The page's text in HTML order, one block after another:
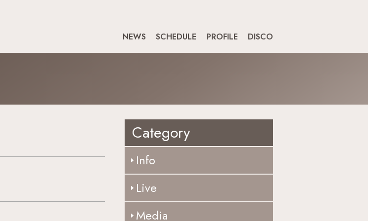
NEWS SCHEDULE PROFILE DISCO
Category
Info
Live
Media